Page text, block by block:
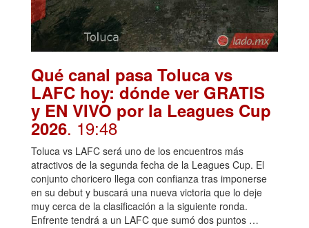
Qué canal pasa Toluca vs
LAFC hoy: dónde ver GRATIS
y EN VIVO por la Leagues Cup
2026. 19:48
Toluca vs LAFC será uno de los encuentros más
atractivos de la segunda fecha de la Leagues Cup. El
conjunto choricero llega con confianza tras imponerse
en su debut y buscará una nueva victoria que lo deje
muy cerca de la clasificación a la siguiente ronda.
Enfrente tendrá a un LAFC que sumó dos puntos …